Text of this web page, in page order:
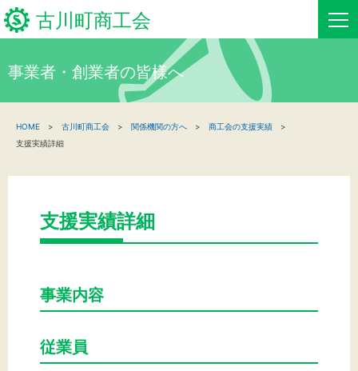
古川町商工会
新着情報
古川町商工会について
古川町商工会からのお知らせ
事業者・創業者の皆様へ
HOME 古川町商工会 関係機関の方へ
商工会の支援実績
支援実績詳細
支援実績詳細
事業内容
従業員